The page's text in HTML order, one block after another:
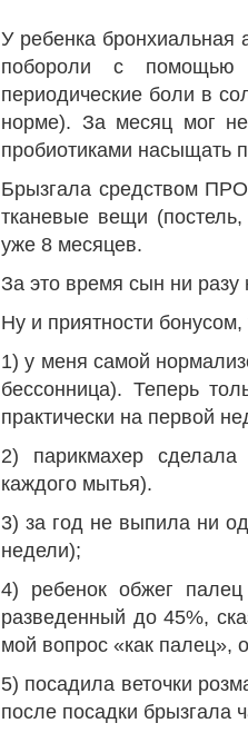
У ребенка бронхиальная
побороли с помощью
периодические боли в
норме). За месяц мог
пробиотиками насыщать
Брызгала средством
тканевые вещи
уже 8 месяцев.
За это время сын ни
Ну и приятности бонусом,
1) у меня самой
бессонница). Теперь
практически на первой
2) парикмахер
каждого мытья).
3) за год не выпила ни
недели);
4) ребенок обжег
разведенный до 45%,
мой вопрос «как палец»,
5) посадила веточки
после посадки брызгала